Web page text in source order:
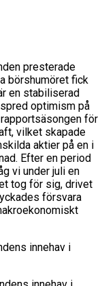
presterade
börshumöret fick
en stabiliserad
optimism på
för
vilket skapade
aktier på en i
Efter en period
vi under juli en
tog för sig, drivet
försvara
innehav i